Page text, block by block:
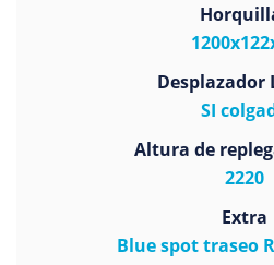
Desplazador
SI
Altura de
2220
Extra
Blue spot traseo